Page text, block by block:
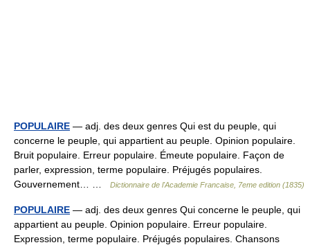
POPULAIRE — adj. des deux genres Qui est du peuple, qui
concerne le peuple, qui appartient au peuple. Opinion populaire.
Bruit populaire. Erreur populaire. Émeute populaire. Façon de
parler, expression, terme populaire. Préjugés populaires.
Gouvernement… …
Dictionnaire de l'Academie Francaise, 7eme edition (1835)
POPULAIRE — adj. des deux genres Qui concerne le peuple, qui
appartient au peuple. Opinion populaire. Erreur populaire.
Expression, terme populaire. Préjugés populaires. Chansons